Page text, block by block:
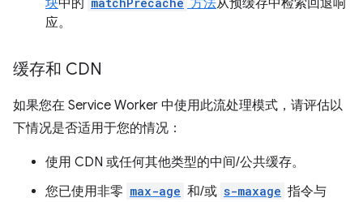
块中的 matchPrecache 方法从预缓存中检索回退响
应。
缓存和 CDN
如果您在 Service Worker 中使用此流处理模式，请评估以
下情况是否适用于您的情况：
使用 CDN 或任何其他类型的中间/公共缓存。
您已使用非零 max-age 和/或 s-maxage 指令与